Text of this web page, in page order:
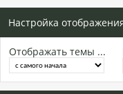
Настройка
Отображать темы ...